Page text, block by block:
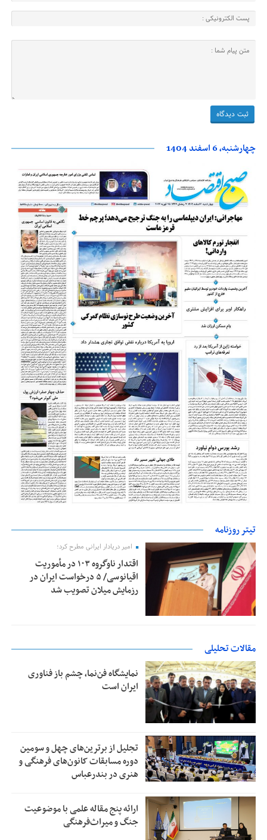
چهارشنبه، 6 اسفند 1404
تیتر روزنامه
امیر دریادار ایرانی مطرح کرد؛
اقتدار ناوگروه ۱۰۳ در مأموریت‌
اقیانوسی/ ۵ درخواست ایران در
رزمایش میلان تصویب شد
مقالات تحلیلی
نمایشگاه فن‌نما، چشم باز فناوری
ایران است
تجلیل از بر‌ترین‌های چهل و سومین
دوره مسابقات کانون‌های فرهنگی و
هنری در بندرعباس
ارائه پنج مقاله علمی با موضوعیت
جنگ و میراث‌فرهنگی